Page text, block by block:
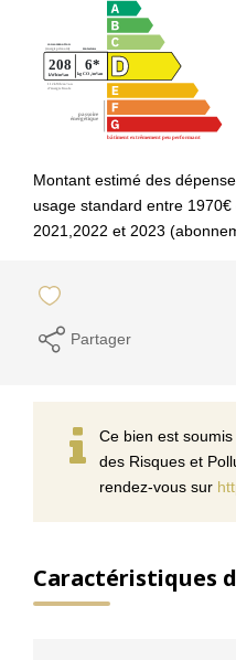
Montant estimé des
usage standard entre
2021,2022 et 2023
Partager
Ce bien est
des Risques et
rendez-vous sur
Caractéristiques